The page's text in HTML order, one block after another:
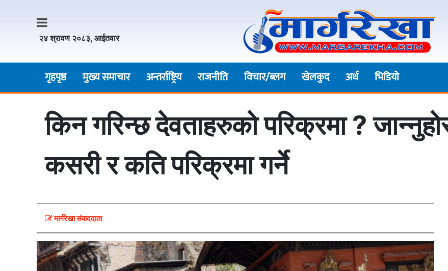
२४ श्रावण २०८३, आईतवार
गृहपृष्ठ मुख्य समाचार अन्तर्राष्ट्रिय राजनीति विचार/ब्लग खेलकुद अर्थ भिडियाे
किन गरिन्छ देवताहरुको परिक्रमा ?
कसरी र कति परिक्रमा गर्ने
मार्गरेखा संवाददाता